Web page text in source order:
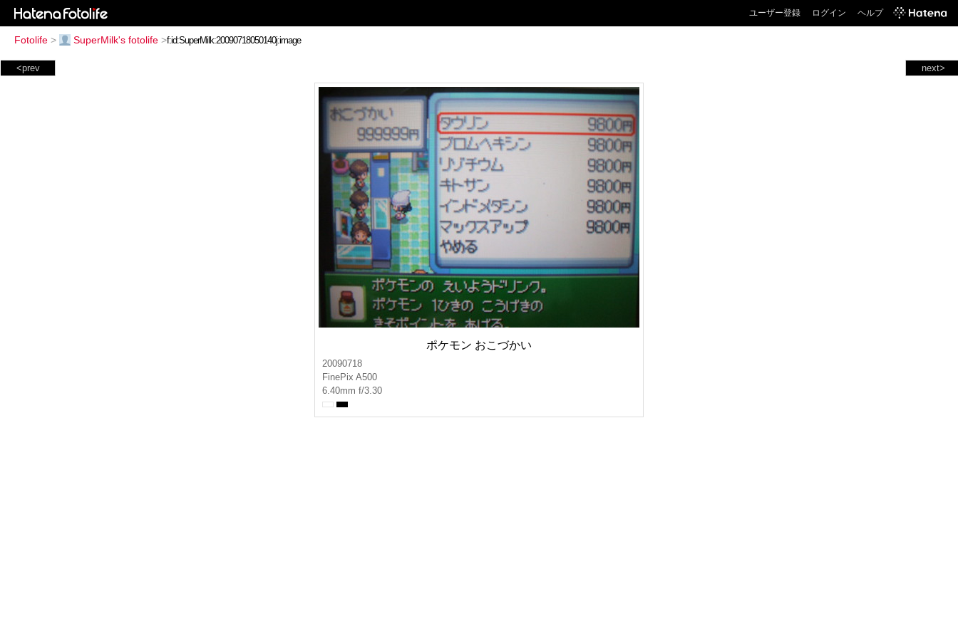
ユーザー登録 ログイン ヘルプ
Fotolife > SuperMilk's fotolife >
next>
<prev
ポケモン おこづかい
20090718
FinePix A500
6.40mm f/3.30